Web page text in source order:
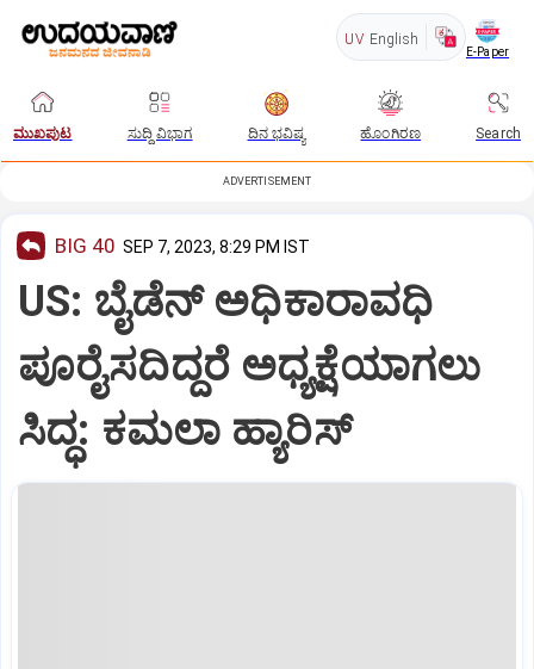
UV English
E-Paper
ಮುಖಪುಟ ಸುದ್ದಿ ವಿಭಾಗ ದಿನ ಭವಿಷ್ಯ ಹೊಂಗಿರಣ Search
ADVERTISEMENT
BIG 40 SEP 7, 2023, 8:29 PM IST
US: ಬೈಡೆನ್‌ ಅಧಿಕಾರಾವಧಿ
ಪೂರೈಸದಿದ್ದರೆ ಅಧ್ಯಕ್ಷೆಯಾಗಲು
ಸಿದ್ಧ: ಕಮಲಾ ಹ್ಯಾರಿಸ್‌